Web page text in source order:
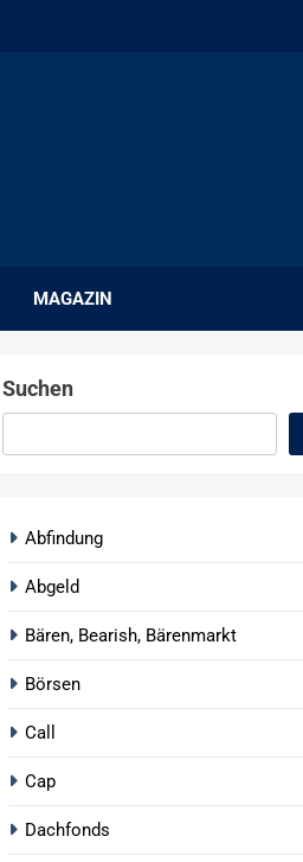
MAGAZIN
Suchen
Abfindung
Abgeld
Bären, Bearish, Bärenmarkt
Börsen
Call
Cap
Dachfonds